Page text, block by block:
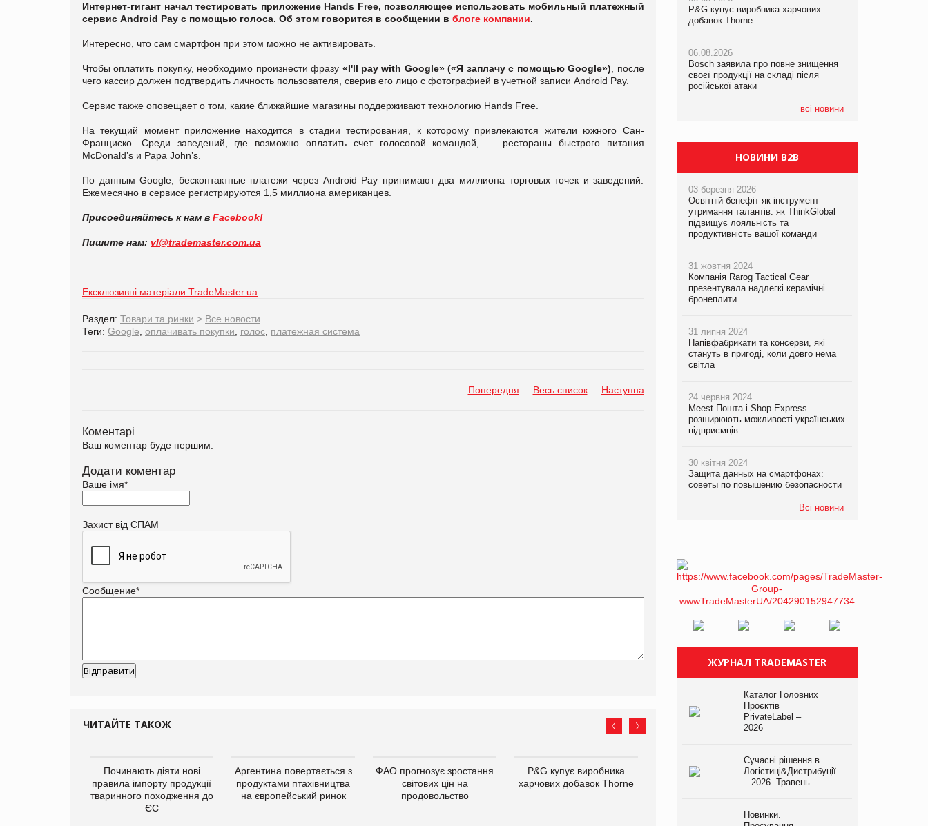
Интернет-гигант начал тестировать приложение Hands Free, позволяющее использовать мобильный платежный
сервис Android Pay с помощью голоса. Об этом говорится в сообщении в блоге компании.
Интересно, что сам смартфон при этом можно не активировать.
Чтобы оплатить покупку, необходимо произнести фразу «I'll pay with Google» («Я заплачу с помощью Google») , после
чего кассир должен подтвердить личность пользователя, сверив его лицо с фотографией в учетной записи Android Pay.
Сервис также оповещает о том, какие ближайшие магазины поддерживают технологию Hands Free.
На текущий момент приложение находится в стадии тестирования, к которому привлекаются жители южного Сан-
Франциско. Среди заведений, где возможно оплатить счет голосовой командой, — рестораны быстрого питания
McDonald’s и Papa John’s.
По данным Google, бесконтактные платежи через Android Pay принимают два миллиона торговых точек и заведений.
Ежемесячно в сервисе регистрируются 1,5 миллиона американцев.
Присоединяйтесь к нам в Facebook!
Пишите нам: vl@trademaster.com.ua
Ексклюзивні матеріали TradeMaster.ua
Раздел: Товари та ринки > Все новости
Теги: Google оплачивать покупки голос платежная система
Попередня Весь список Наступна
Коментарі
Ваш коментар буде першим.
Додати коментар
Ваше імя*
Захист від СПАМ
Сообщение*
ЧИТАЙТЕ ТАКОЖ
Починають діяти нові
правила імпорту продукції
тваринного походження до
ЄС
Аргентина повертається з
продуктами птахівництва
на європейський ринок
ФАО прогнозує зростання
світових цін на
продовольство
P&G купує виробника
харчових добавок Thorne
Bosch заявила про повне
знищення своєї продукції
Смачна новинка для
P&G купує виробника харчових
добавок Thorne
06.08.2026
Bosch заявила про повне знищення
своєї продукції на складі після
російської атаки
всі новини
P&G купує виробника харчових
добавок Thorne
06.08.2026
Bosch заявила про повне знищення
своєї продукції на складі після
російської атаки
P&G купує виробника харчових
добавок Thorne
06.08.2026
Bosch заявила про повне знищення
своєї продукції на складі після
російської атаки
НОВИНИ B2B
03 березня 2026
Освітній бенефіт як інструмент
утримання талантів: як ThinkGlobal
підвищує лояльність та
продуктивність вашої команди
31 жовтня 2024
Компанія Rarog Tactical Gear
презентувала надлегкі керамічні
бронеплити
31 липня 2024
Напівфабрикати та консерви, які
стануть в пригоді, коли довго нема
світла
24 червня 2024
Meest Пошта і Shop-Express
розширюють можливості українських
підприємців
30 квітня 2024
Защита данных на смартфонах:
советы по повышению безопасности
Всі новини
ЖУРНАЛ TRADEMASTER
Каталог Головних
Проєктів
PrivateLabel –
2026
Сучасні рішення в
Логістиці&Дистрибуції
– 2026. Травень
Новинки.